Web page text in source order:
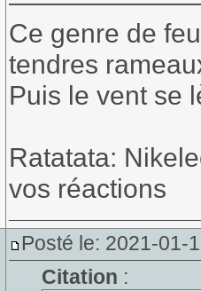
Ce genre de
tendres
Puis le vent se
Ratatata:
vos réactions
Posté le: 2021-01-
Citation :